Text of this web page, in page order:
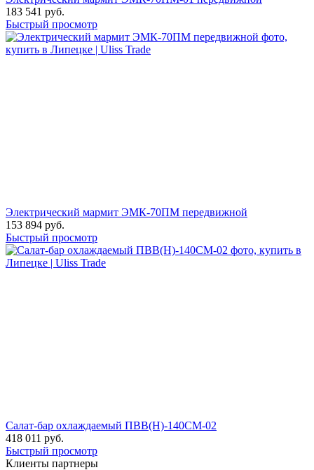
183 541 руб.
Быстрый просмотр
Электрический мармит ЭМК-70ПМ передвижной
153 894 руб.
Быстрый просмотр
Салат-бар охлаждаемый ПВВ(Н)-140СМ-02
418 011 руб.
Быстрый просмотр
Клиенты партнеры